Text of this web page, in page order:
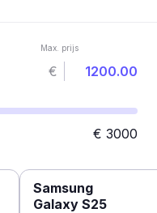
Max. prijs
€
€ 3000
Samsung
Galaxy S25